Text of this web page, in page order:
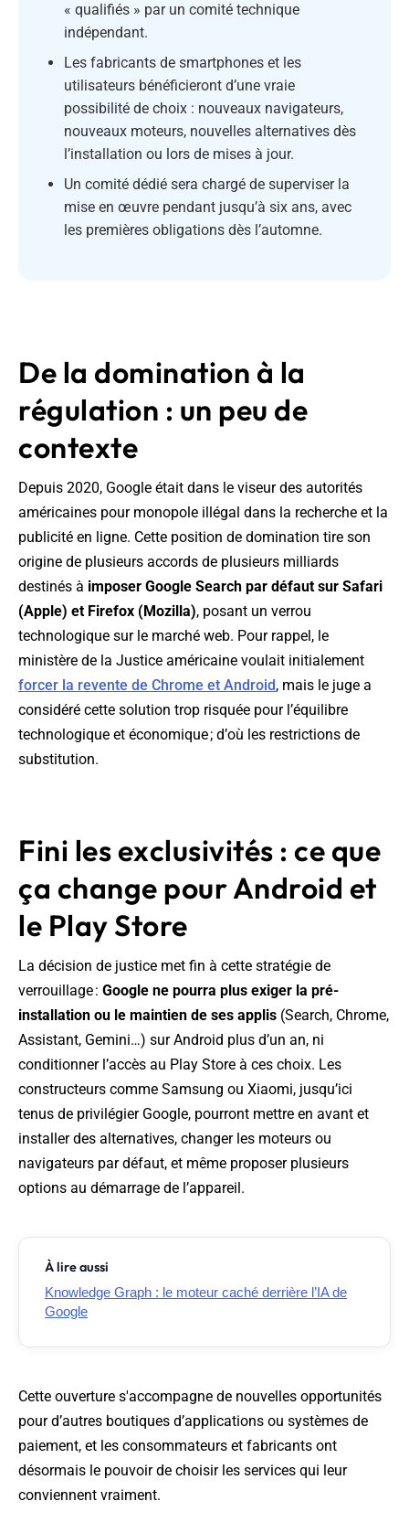
« qualifiés » par un comité technique
indépendant.
Les fabricants de smartphones et les
utilisateurs bénéficieront d’une vraie
possibilité de choix : nouveaux navigateurs,
nouveaux moteurs, nouvelles alternatives dès
l’installation ou lors de mises à jour.
Un comité dédié sera chargé de superviser la
mise en œuvre pendant jusqu’à six ans, avec
les premières obligations dès l’automne.
De la domination à la
régulation : un peu de
contexte
Depuis 2020, Google était dans le viseur des autorités
américaines pour monopole illégal dans la recherche et la
publicité en ligne. Cette position de domination tire son
origine de plusieurs accords de plusieurs milliards
destinés à imposer Google Search par défaut sur Safari
(Apple) et Firefox (Mozilla), posant un verrou
technologique sur le marché web. Pour rappel, le
ministère de la Justice américaine voulait initialement
forcer la revente de Chrome et Android, mais le juge a
considéré cette solution trop risquée pour l’équilibre
technologique et économique ; d’où les restrictions de
substitution.
Fini les exclusivités : ce que
ça change pour Android et
le Play Store
La décision de justice met fin à cette stratégie de
verrouillage : Google ne pourra plus exiger la pré-
installation ou le maintien de ses applis (Search, Chrome,
Assistant, Gemini…) sur Android plus d’un an, ni
conditionner l’accès au Play Store à ces choix. Les
constructeurs comme Samsung ou Xiaomi, jusqu’ici
tenus de privilégier Google, pourront mettre en avant et
installer des alternatives, changer les moteurs ou
navigateurs par défaut, et même proposer plusieurs
options au démarrage de l’appareil.
À lire aussi
Knowledge Graph : le moteur caché derrière l’IA de
Google
Cette ouverture s'accompagne de nouvelles opportunités
pour d’autres boutiques d’applications ou systèmes de
paiement, et les consommateurs et fabricants ont
désormais le pouvoir de choisir les services qui leur
conviennent vraiment.